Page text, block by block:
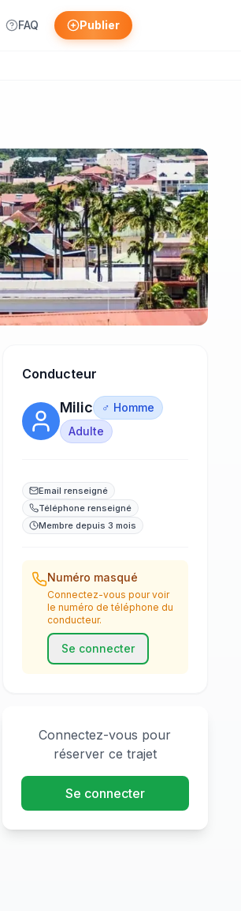
FAQ Publier
Conducteur
Milic
♂ Homme
Adulte
Email renseigné
Téléphone renseigné
Membre depuis 3 mois
Numéro masqué
Connectez-vous pour voir
le numéro de téléphone du
conducteur.
Se connecter
Connectez-vous pour
réserver ce trajet
Se connecter